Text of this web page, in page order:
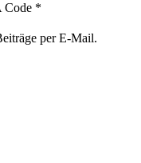
Code *
per E-Mail.